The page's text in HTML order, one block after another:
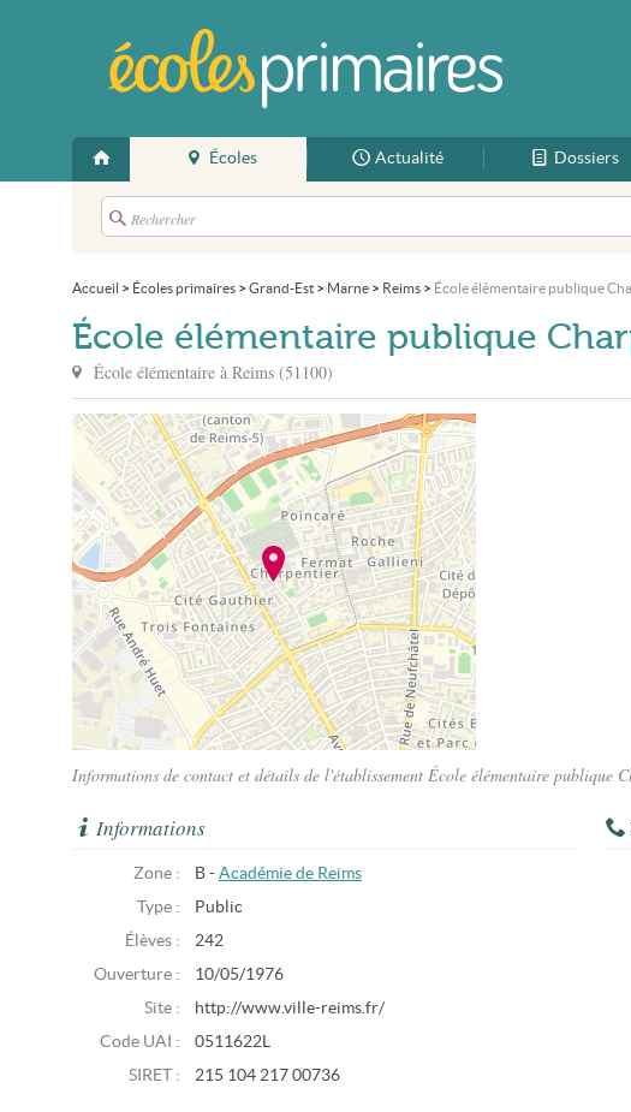
Écoles Actualité Dossiers
Accueil > Écoles primaires > Grand-Est > Marne > Reims > École élémentaire publique
École élémentaire publique
École élémentaire à Reims (51100)
Informations de contact et détails de l'établissement École élémentaire publique
Informations
Zone : B - Académie de Reims
Type :
Public
Élèves :
242
Ouverture :
10/05/1976
Site :
http://www.ville-reims.fr/
Code UAI :
0511622L
SIRET :
215 104 217 00736